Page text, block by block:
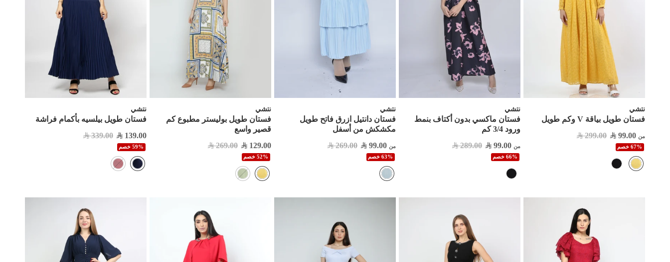
نتشي
فستان طويل بياقة V وكم طويل
من 99.00
299.00
67% خصم
نتشي
فستان ماكسي بدون أكتاف بنمط
ورود 3/4 كم
من 99.00
289.00
66% خصم
نتشي
فستان دانتيل ازرق فاتح طويل
مكشكش من أسفل
من 99.00
269.00
63% خصم
نتشي
فستان طويل بوليستر مطبوع كم
قصير واسع
129.00
269.00
52% خصم
نتشي
فستان طويل بيلسيه بأكمام فراشة
139.00
339.00
59% خصم